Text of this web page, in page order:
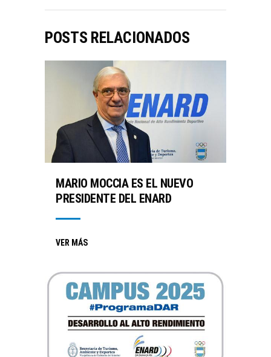
POSTS RELACIONADOS
MARIO MOCCIA ES EL NUEVO
PRESIDENTE DEL ENARD
VER MÁS